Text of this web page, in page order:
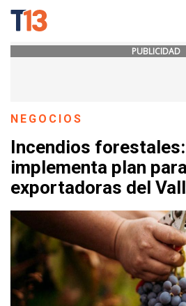
PUBLICIDAD
NEGOCIOS
Incendios
implementa plan
exportadoras del